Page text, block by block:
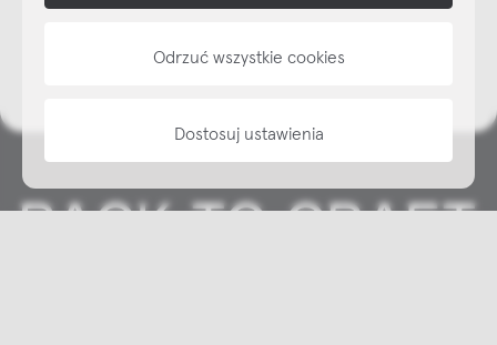
Odrzuć wszystkie cookies
Dostosuj ustawienia